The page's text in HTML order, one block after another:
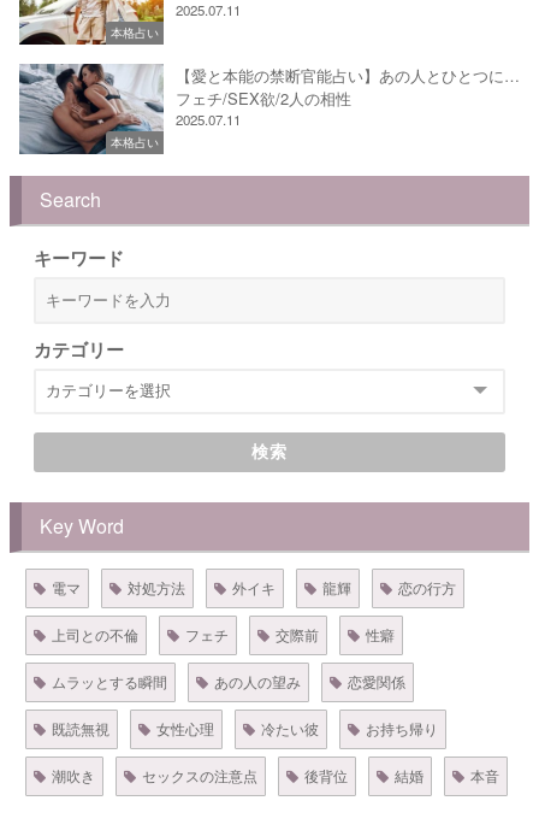
本格占い
2025.07.11
本格占い
【愛と本能の禁断官能占い】あの人とひとつに…
フェチ/SEX欲/2人の相性
2025.07.11
Search
キーワード
カテゴリー
検索
Key Word
電マ 対処方法 外イキ 龍輝 恋の行方
上司との不倫 フェチ 交際前 性癖
ムラッとする瞬間 あの人の望み 恋愛関係
既読無視 女性心理 冷たい彼 お持ち帰り
潮吹き セックスの注意点 後背位 結婚 本音